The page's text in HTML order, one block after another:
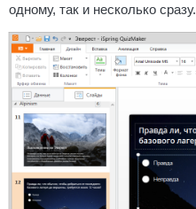
одному, так и несколько сразу.